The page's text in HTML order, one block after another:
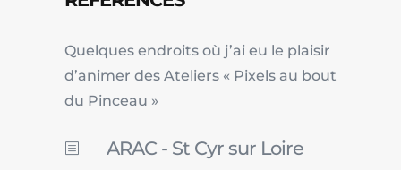
Quelques endroits où j’ai eu le plaisir
d’animer des Ateliers « Pixels au bout
du Pinceau »
b ARAC - St Cyr sur Loire